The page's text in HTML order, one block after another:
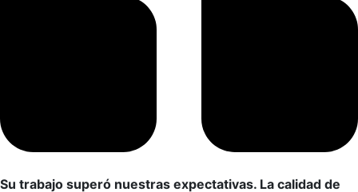
Su trabajo superó nuestras expectativas. La calidad de